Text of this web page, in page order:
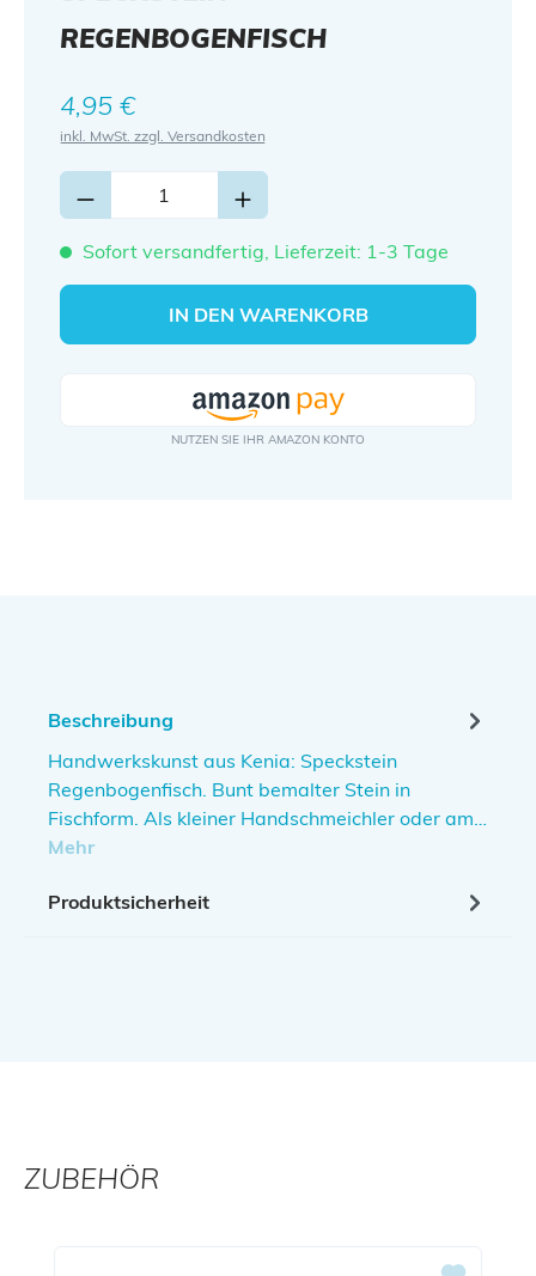
REGENBOGENFISCH
Regulärer Preis:
4,95 €
inkl. MwSt. zzgl. Versandkosten
Sofort versandfertig, Lieferzeit: 1-3 Tage
IN DEN WARENKORB
Beschreibung
Handwerkskunst aus Kenia: Speckstein
Regenbogenfisch. Bunt bemalter Stein in
Fischform. Als kleiner Handschmeichler oder am…
Mehr
Produktsicherheit
ZUBEHÖR